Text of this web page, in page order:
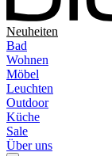
Neuheiten
Bad
Wohnen
Möbel
Leuchten
Outdoor
Küche
Sale
Über uns